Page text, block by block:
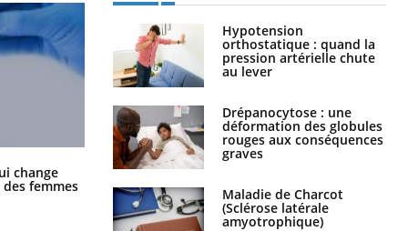
change
femmes
La sieste empêche-t-elle de dormir
Hypotension
orthostatique : quand la
pression artérielle chute
au lever
Drépanocytose : une
déformation des globules
rouges aux conséquences
graves
Maladie de Charcot
(Sclérose latérale
amyotrophique)